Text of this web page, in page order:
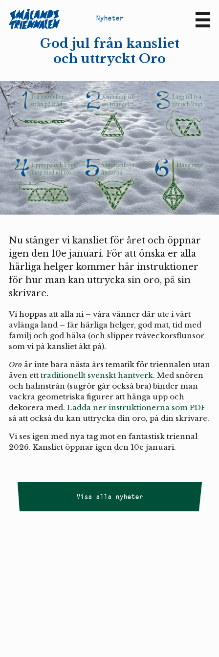
Nyheter
God jul från kansliet
och uttryckt Oro
Nu stänger vi kansliet för året och öppnar
igen den 10e januari. För att önska er alla
härliga helger kommer här instruktioner
för hur man kan uttrycka sin oro, på sin
skrivare.
Vi hoppas att alla ni – våra vänner där ute i vårt
avlånga land – får härliga helger, god mat, tid med
familj och god hälsa (och slipper tvåveckorsflunsor
som vi på kansliet åkt på).
Oroär inte bara nästa års tematik för triennalen utan
även ett traditionellt svenskt hantverk. Med snören
och halmstrån (sugrör går också bra) binder man
vackra geometriska figurer att hänga upp och
dekorera med. Ladda ner instruktionerna som PDF
så att också du kan uttrycka din oro, på din skrivare.
Vi ses igen med nya tag mot en fantastisk triennal
2026. Kansliet öppnar igen den 10e januari.
Visa alla nyheter